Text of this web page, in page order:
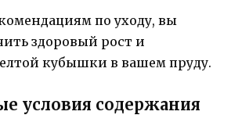
по уходу, вы
здоровый рост и
кубышки в вашем пруду.
условия содержания